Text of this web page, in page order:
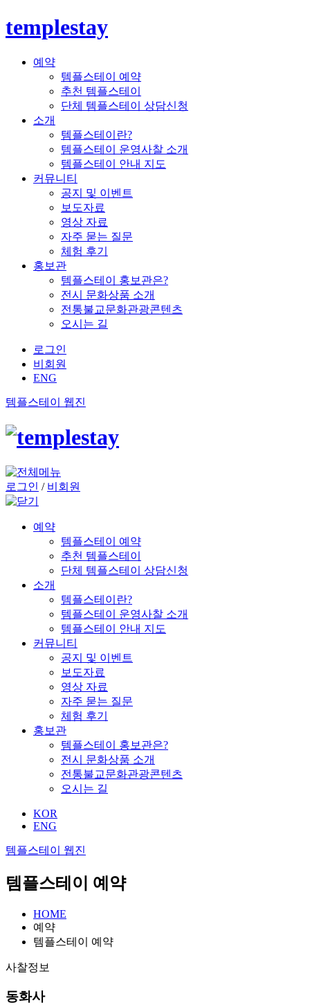
templestay
예약
템플스테이 예약
추천 템플스테이
단체 템플스테이 상담신청
소개
템플스테이란?
템플스테이 운영사찰 소개
템플스테이 안내 지도
커뮤니티
공지 및 이벤트
보도자료
영상 자료
자주 묻는 질문
체험 후기
홍보관
템플스테이 홍보관은?
전시 문화상품 소개
전통불교문화관광콘텐츠
오시는 길
로그인
비회원
ENG
템플스테이 웹진
로그인 / 비회원
예약
템플스테이 예약
추천 템플스테이
단체 템플스테이 상담신청
소개
템플스테이란?
템플스테이 운영사찰 소개
템플스테이 안내 지도
커뮤니티
공지 및 이벤트
보도자료
영상 자료
자주 묻는 질문
체험 후기
홍보관
템플스테이 홍보관은?
전시 문화상품 소개
전통불교문화관광콘텐츠
오시는 길
KOR
ENG
템플스테이 웹진
템플스테이 예약
HOME
예약
템플스테이 예약
사찰정보
동화사